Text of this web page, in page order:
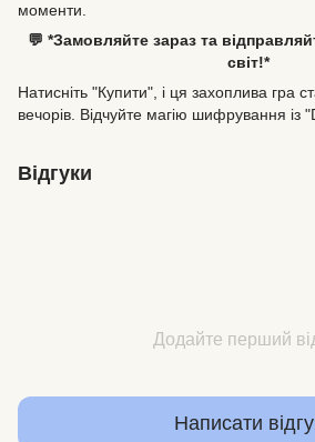
моменти.
💬 *Замовляйте зараз та
світ!*
Натисніть "Купити", і ця захоплива гра
вечорів. Відчуйте магію шифрування із
Відгуки
Додайте перший
Написати